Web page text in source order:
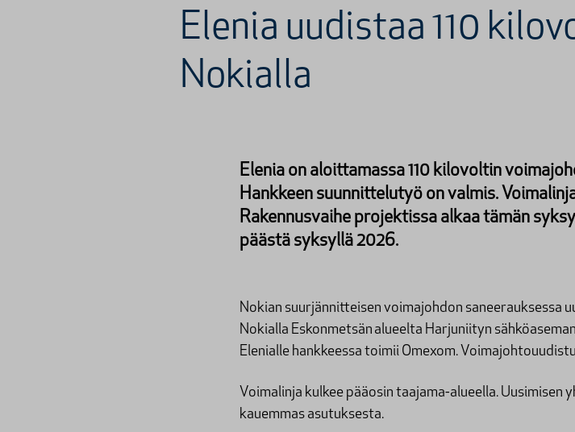
Elenia uudistaa 110
Nokialla
Elenia on aloittamassa 110 kilovoltin
Hankkeen suunnittelutyö on valmis.
Rakennusvaihe projektissa alkaa tämän
päästä syksyllä 2026.
Nokian suurjännitteisen voimajohdon saneerauksessa
Nokialla Eskonmetsän alueelta Harjuniityn
Elenialle hankkeessa toimii Omexom.
Voimalinja kulkee pääosin taajama-alueella.
kauemmas asutuksesta.